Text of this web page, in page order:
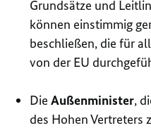
Grundsätze und
können einstimmig
beschließen, die für
von der EU
DieAußenminister,
des Hohen Vertreters